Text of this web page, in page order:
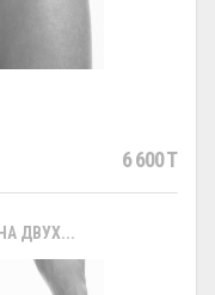
6 600 T
ДВУХ...